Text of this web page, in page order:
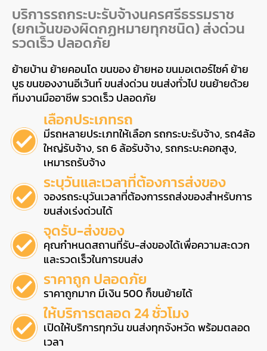
บริการรถกระบะรับจ้างนครศรีธรรมราช
(ยกเว้นของผิดกฏหมายทุกชนิด) ส่งด่วน
รวดเร็ว ปลอดภัย
ย้ายบ้าน ย้ายคอนโด ขนของ ย้ายหอ ขนมอเตอร์ไซค์ ย้าย
บูธ ขนของงานอีเว้นท์ ขนส่งด่วน ขนส่งทั่วไป ขนย้ายด้วย
ทีมงานมืออาชีพ รวดเร็ว ปลอดภัย
เลือกประเภทรถ
มีรถหลายประเภทให้เลือก รถกระบะรับจ้าง, รถ4ล้อ
ใหญ่รับจ้าง, รถ 6 ล้อรับจ้าง, รถกระบะคอกสูง,
เหมารถรับจ้าง
ระบุวันและเวลาที่ต้องการส่งของ
จองรถระบุวันเวลาที่ต้องการรถส่งของสำหรับการ
ขนส่งเร่งด่วนได้
จุดรับ-ส่งของ
คุณกำหนดสถานที่รับ-ส่งของได้เพื่อความสะดวก
และรวดเร็วในการขนส่ง
ราคาถูก ปลอดภัย
ราคาถูกมาก มีเงิน 500 ก็ขนย้ายได้
ให้บริการตลอด 24 ชั่วโมง
เปิดให้บริการทุกวัน ขนส่งทุกจังหวัด พร้อมตลอด
เวลา